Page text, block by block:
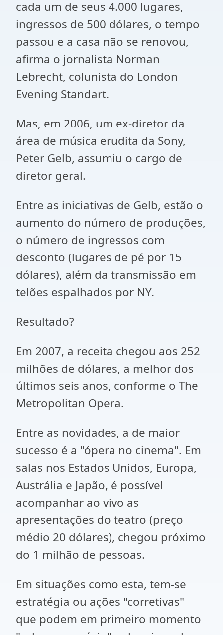
cada um de seus 4.000 lugares,
ingressos de 500 dólares, o tempo
passou e a casa não se renovou,
afirma o jornalista Norman
Lebrecht, colunista do London
Evening Standart.
Mas, em 2006, um ex-diretor da
área de música erudita da Sony,
Peter Gelb, assumiu o cargo de
diretor geral.
Entre as iniciativas de Gelb, estão o
aumento do número de produções,
o número de ingressos com
desconto (lugares de pé por 15
dólares), além da transmissão em
telões espalhados por NY.
Resultado?
Em 2007, a receita chegou aos 252
milhões de dólares, a melhor dos
últimos seis anos, conforme o The
Metropolitan Opera.
Entre as novidades, a de maior
sucesso é a "ópera no cinema". Em
salas nos Estados Unidos, Europa,
Austrália e Japão, é possível
acompanhar ao vivo as
apresentações do teatro (preço
médio 20 dólares), chegou próximo
do 1 milhão de pessoas.
Em situações como esta, tem-se
estratégia ou ações "corretivas"
que podem em primeiro momento